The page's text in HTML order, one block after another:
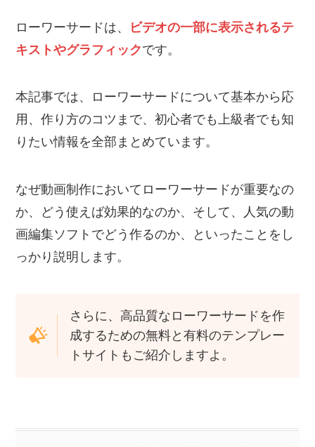
ローワーサードは、
ビデオの一部に表示されるテ
キストやグラフィックです。
本記事では、ローワーサードについて基本から応
用、作り方のコツまで、初心者でも上級者でも知
りたい情報を全部まとめています。
なぜ動画制作においてローワーサードが重要なの
か、どう使えば効果的なのか、そして、人気の動
画編集ソフトでどう作るのか、といったことをし
っかり説明します。
さらに、高品質なローワーサードを作
成するための無料と有料のテンプレー
トサイトもご紹介しますよ。